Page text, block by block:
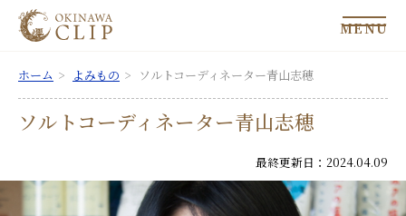
MENU
ホーム よみもの ソルトコーディネーター青山志穂
ソルトコーディネーター青山志穂
最終更新日：2024.04.09